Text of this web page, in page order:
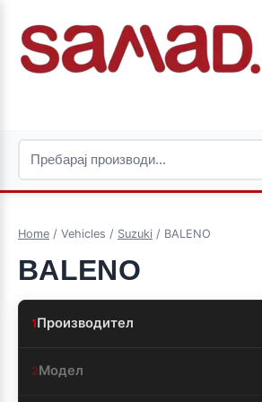
Home / Vehicles / Suzuki / BALENO
BALENO
1Производител
2Модел